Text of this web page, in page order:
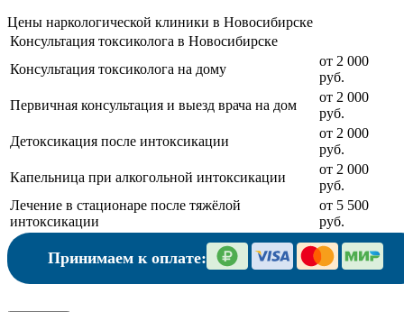
Цены наркологической клиники в Новосибирске
Консультация токсиколога в Новосибирске
Консультация токсиколога на дому
от 2 000
руб.
Первичная консультация и выезд врача на дом
от 2 000
руб.
Детоксикация после интоксикации
от 2 000
руб.
Капельница при алкогольной интоксикации
от 2 000
руб.
Лечение в стационаре после тяжёлой
интоксикации
от 5 500
руб.
Принимаем к оплате: